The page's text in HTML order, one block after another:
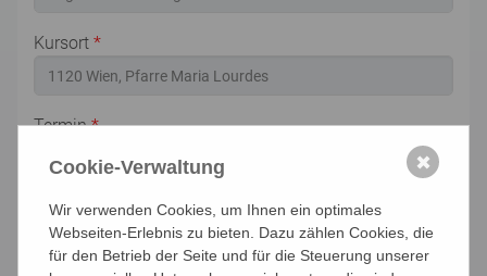
Kursort *
Termin*
AGB *
Ich akzeptiere dieAllgemeinen
Geschäftsbedingungenund die
Cookie-Verwaltung
Wir verwenden Cookies, um Ihnen ein optimales
Webseiten-Erlebnis zu bieten. Dazu zählen Cookies, die
für den Betrieb der Seite und für die Steuerung unserer
✖